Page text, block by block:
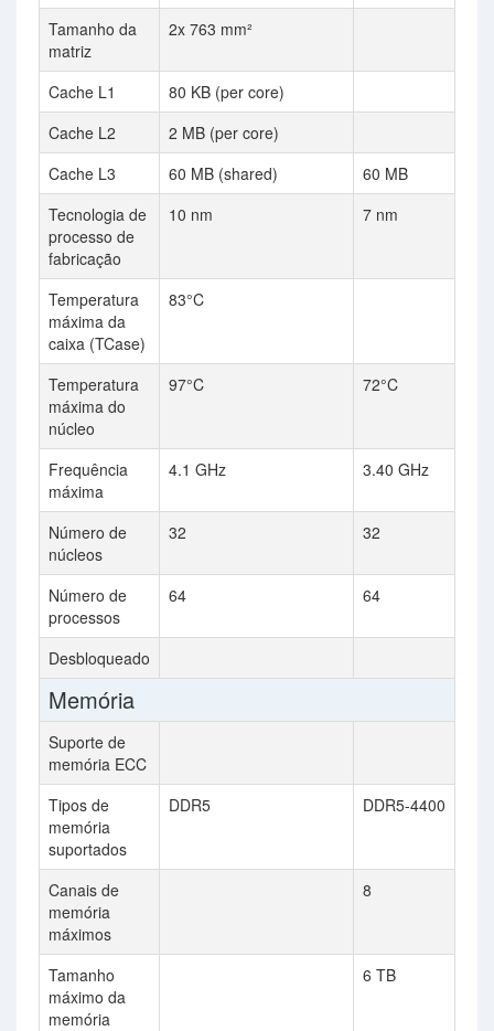
Tamanho da
matriz
2x 763 mm²
Cache L1
80 KB (per core)
Cache L2
2 MB (per core)
Cache L3
60 MB (shared)
60 MB
Tecnologia de
processo de
fabricação
10 nm 7 nm
Temperatura
máxima da
caixa (TCase)
83°C
Temperatura
máxima do
núcleo
97°C 72°C
Frequência
máxima
4.1 GHz 3.40 GHz
Número de
núcleos
32 32
Número de
processos
64 64
Desbloqueado
Memória
Suporte de
memória ECC
Tipos de
memória
suportados
DDR5 DDR5-4400
Canais de
memória
máximos
8
Tamanho
máximo da
memória
6 TB